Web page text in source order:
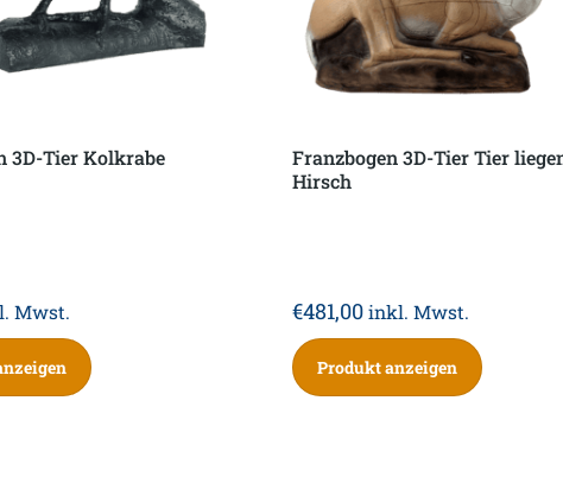
3D-Tier Kolkrabe
Mwst.
Franzbogen 3D-Tier Tier
Hirsch
€481,00 inkl. Mwst.
Produkt anzeigen